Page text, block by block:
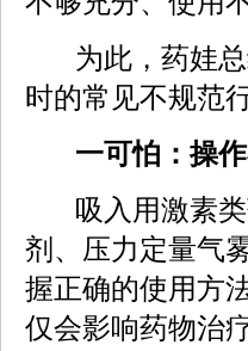
为此，药娃
时的常见不规范
一可怕：操
吸入用激素
剂、压力定量气
握正确的使用方
仅会影响药物治